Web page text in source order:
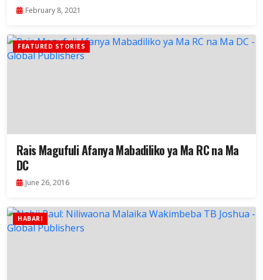
February 8, 2021
FEATURED STORIES
Rais Magufuli Afanya Mabadiliko ya Ma RC na Ma
DC
June 26, 2016
HABARI